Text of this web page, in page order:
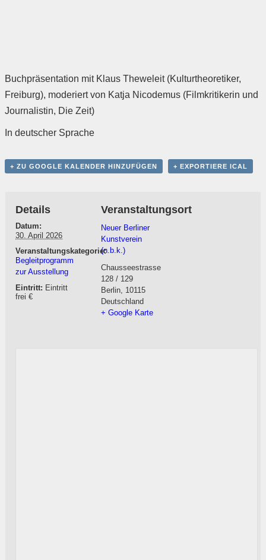
Buchpräsentation mit Klaus Theweleit (Kulturtheoretiker,
Freiburg), moderiert von Katja Nicodemus (Filmkritikerin und
Journalistin, Die Zeit)
In deutscher Sprache
+ ZU GOOGLE KALENDER HINZUFÜGEN + EXPORTIERE ICAL
Details
Datum:
30. April 2026
Veranstaltungskategorie:
Begleitprogramm
zur Ausstellung
Eintritt: Eintritt
frei €
Veranstaltungsort
Neuer Berliner
Kunstverein
(n.b.k.)
Chausseestrasse
128 / 129
Berlin, 10115
Deutschland
+ Google Karte